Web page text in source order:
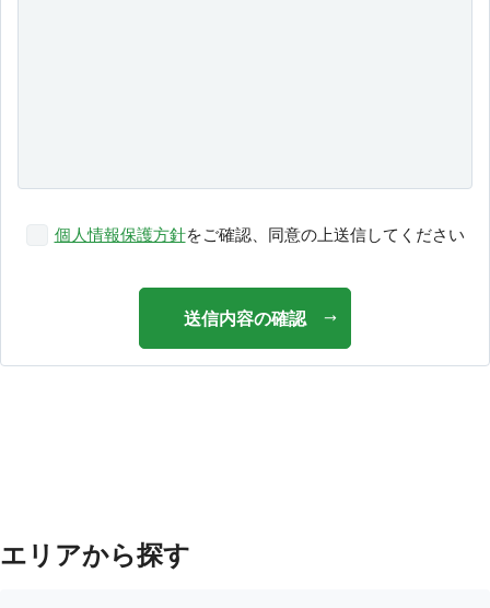
個人情報保護方針をご確認、同意の上送信してください
送信内容の確認
エリアから探す